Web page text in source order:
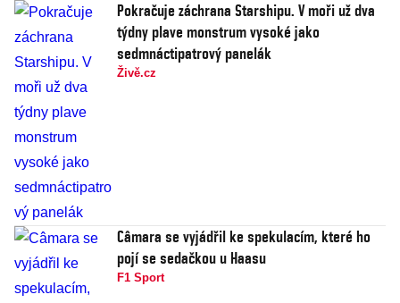
Pokračuje záchrana Starshipu. V moři už dva
týdny plave monstrum vysoké jako
sedmnáctipatrový panelák
Živě.cz
Câmara se vyjádřil ke spekulacím, které ho
pojí se sedačkou u Haasu
F1 Sport